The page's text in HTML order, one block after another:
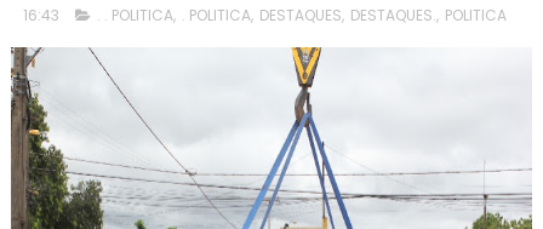
16:43 . . POLITICA, . POLITICA, DESTAQUES, DESTAQUES., POLITICA